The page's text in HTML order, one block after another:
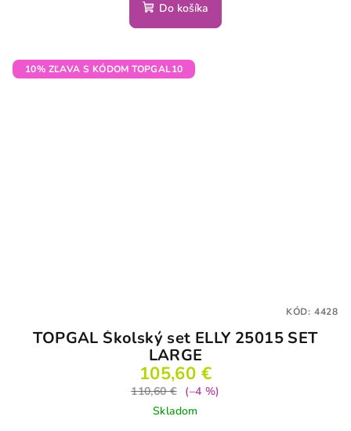
Do košíka
10% ZĽAVA S KÓDOM TOPGAL10
TOPGAL Školský set ELLY 25015 SET
LARGE
105,60 €
110,60 €
(–4 %)
Skladom
KÓD: 4428